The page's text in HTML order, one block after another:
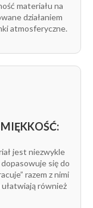
dzięki
do gleby
ciepło w glebie,
rolka
1
materiału na
działaniem
atmosferyczne.
jest niezwykle
się do
razem z nimi
również